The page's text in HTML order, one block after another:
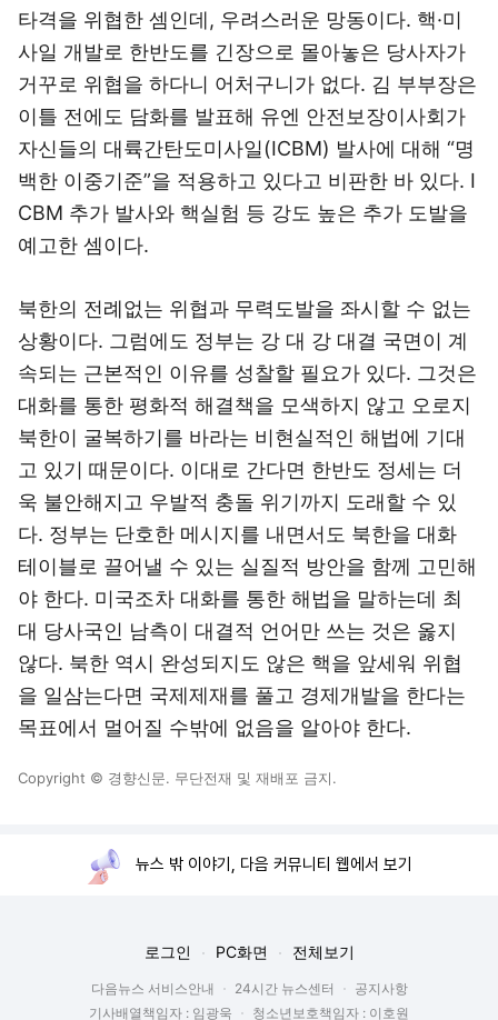
타격을 위협한 셈인데, 우려스러운 망동이다. 핵·미
사일 개발로 한반도를 긴장으로 몰아놓은 당사자가
거꾸로 위협을 하다니 어처구니가 없다. 김 부부장은
이틀 전에도 담화를 발표해 유엔 안전보장이사회가
자신들의 대륙간탄도미사일(ICBM) 발사에 대해 “명
백한 이중기준”을 적용하고 있다고 비판한 바 있다. I
CBM 추가 발사와 핵실험 등 강도 높은 추가 도발을
예고한 셈이다.
북한의 전례없는 위협과 무력도발을 좌시할 수 없는
상황이다. 그럼에도 정부는 강 대 강 대결 국면이 계
속되는 근본적인 이유를 성찰할 필요가 있다. 그것은
대화를 통한 평화적 해결책을 모색하지 않고 오로지
북한이 굴복하기를 바라는 비현실적인 해법에 기대
고 있기 때문이다. 이대로 간다면 한반도 정세는 더
욱 불안해지고 우발적 충돌 위기까지 도래할 수 있
다. 정부는 단호한 메시지를 내면서도 북한을 대화
테이블로 끌어낼 수 있는 실질적 방안을 함께 고민해
야 한다. 미국조차 대화를 통한 해법을 말하는데 최
대 당사국인 남측이 대결적 언어만 쓰는 것은 옳지
않다. 북한 역시 완성되지도 않은 핵을 앞세워 위협
을 일삼는다면 국제제재를 풀고 경제개발을 한다는
목표에서 멀어질 수밖에 없음을 알아야 한다.
Copyright © 경향신문. 무단전재 및 재배포 금지.
뉴스 밖 이야기, 다음 커뮤니티 웹에서 보기
로그인 PC화면 전체보기
다음뉴스 서비스안내 24시간 뉴스센터
공지사항
기사배열책임자 : 임광욱
청소년보호책임자 : 이호원